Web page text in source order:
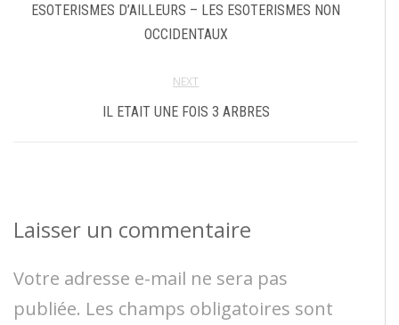
ESOTERISMES D’AILLEURS – LES ESOTERISMES NON
OCCIDENTAUX
NEXT
IL ETAIT UNE FOIS 3 ARBRES
Laisser un commentaire
Votre adresse e-mail ne sera pas
publiée. Les champs obligatoires sont